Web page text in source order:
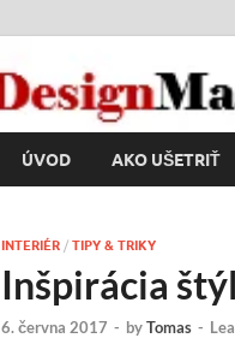
Magazín o modernom bývaní
ÚVOD AKO UŠETRIŤ
INTERIÉR / TIPY & TRIKY
Inšpirácia
6. června 2017 - byTomas -